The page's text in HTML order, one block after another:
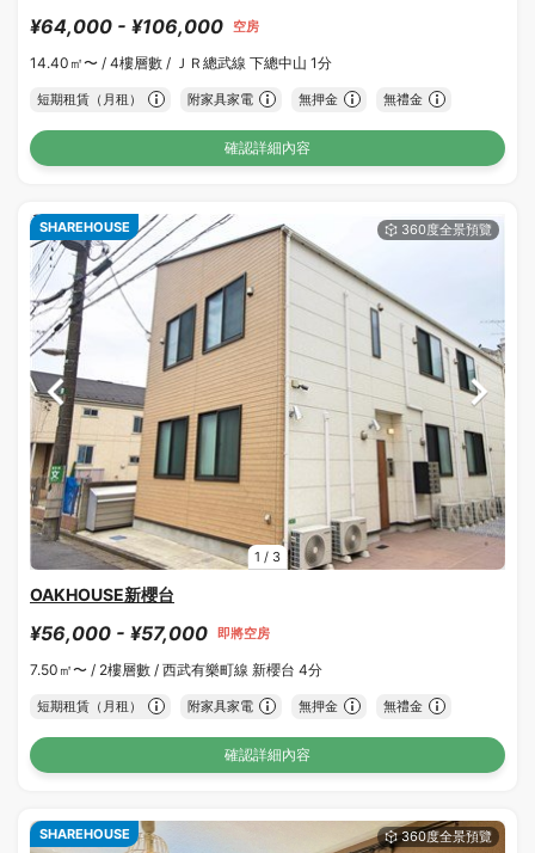
¥64,000 - ¥106,000 空房
14.40㎡〜 / 4樓層數 / ＪＲ總武線 下總中山 1分
短期租賃（月租） 附家具家電 無押金 無禮金
確認詳細內容
1 / 3
SHAREHOUSE
OAKHOUSE新櫻台
¥56,000 - ¥57,000 即將空房
7.50㎡〜 / 2樓層數 / 西武有樂町線 新櫻台 4分
短期租賃（月租） 附家具家電 無押金 無禮金
確認詳細內容
SHAREHOUSE